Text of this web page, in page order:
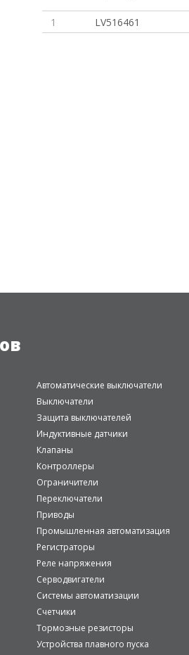
1 LV516461
Автоматические выключатели
Выключатели
Защита выключателей
Индуктивные датчики
Клапаны
Контроллеры
Ограничители
Переключатели
Приводы
Промышленная автоматизация
Регистраторы
Реле напряжения
Серводвигатели
Системы автоматизации
Счетчики
Тормозные резисторы
Устройства плавного пуска